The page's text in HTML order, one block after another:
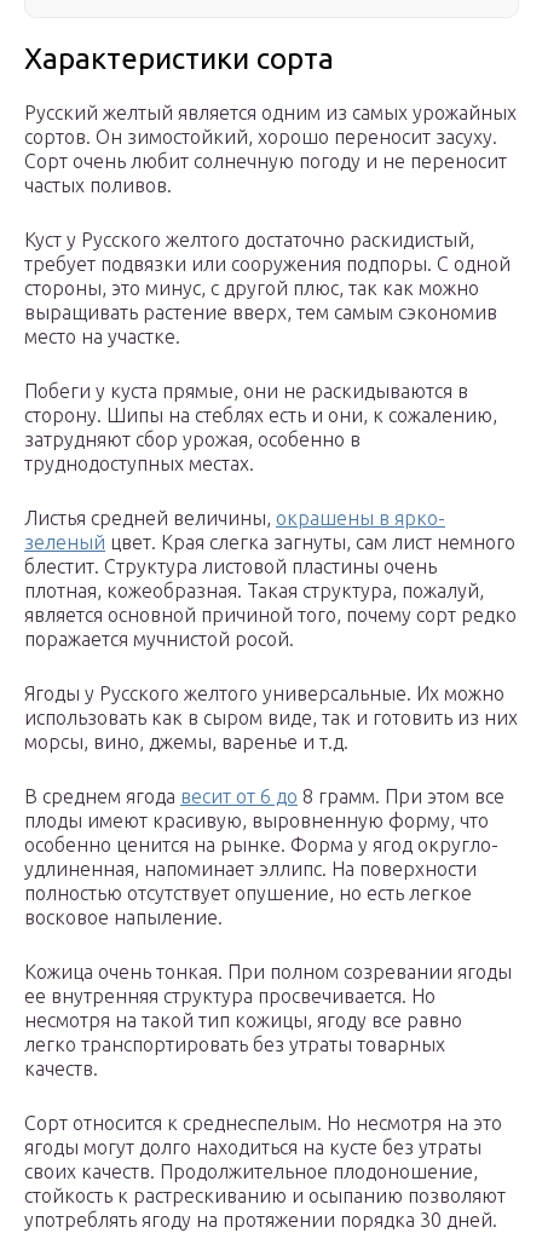
Характеристики сорта
Русский желтый является одним из самых урожайных
сортов. Он зимостойкий, хорошо переносит засуху.
Сорт очень любит солнечную погоду и не переносит
частых поливов.
Куст у Русского желтого достаточно раскидистый,
требует подвязки или сооружения подпоры. С одной
стороны, это минус, с другой плюс, так как можно
выращивать растение вверх, тем самым сэкономив
место на участке.
Побеги у куста прямые, они не раскидываются в
сторону. Шипы на стеблях есть и они, к сожалению,
затрудняют сбор урожая, особенно в
труднодоступных местах.
Листья средней величины, окрашены в ярко-
зеленый цвет. Края слегка загнуты, сам лист немного
блестит. Структура листовой пластины очень
плотная, кожеобразная. Такая структура, пожалуй,
является основной причиной того, почему сорт редко
поражается мучнистой росой.
Ягоды у Русского желтого универсальные. Их можно
использовать как в сыром виде, так и готовить из них
морсы, вино, джемы, варенье и т.д.
В среднем ягода весит от 6 до 8 грамм. При этом все
плоды имеют красивую, выровненную форму, что
особенно ценится на рынке. Форма у ягод округло-
удлиненная, напоминает эллипс. На поверхности
полностью отсутствует опушение, но есть легкое
восковое напыление.
Кожица очень тонкая. При полном созревании ягоды
ее внутренняя структура просвечивается. Но
несмотря на такой тип кожицы, ягоду все равно
легко транспортировать без утраты товарных
качеств.
Сорт относится к среднеспелым. Но несмотря на это
ягоды могут долго находиться на кусте без утраты
своих качеств. Продолжительное плодоношение,
стойкость к растрескиванию и осыпанию позволяют
употреблять ягоду на протяжении порядка 30 дней.